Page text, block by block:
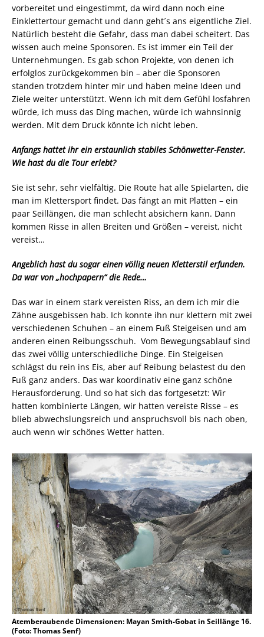
vorbereitet und eingestimmt, da wird dann noch eine
Einklettertour gemacht und dann geht´s ans eigentliche Ziel.
Natürlich besteht die Gefahr, dass man dabei scheitert. Das
wissen auch meine Sponsoren. Es ist immer ein Teil der
Unternehmungen. Es gab schon Projekte, von denen ich
erfolglos zurückgekommen bin – aber die Sponsoren
standen trotzdem hinter mir und haben meine Ideen und
Ziele weiter unterstützt. Wenn ich mit dem Gefühl losfahren
würde, ich muss das Ding machen, würde ich wahnsinnig
werden. Mit dem Druck könnte ich nicht leben.
Anfangs hattet ihr ein erstaunlich stabiles Schönwetter-Fenster.
Wie hast du die Tour erlebt?
Sie ist sehr, sehr vielfältig. Die Route hat alle Spielarten, die
man im Klettersport findet. Das fängt an mit Platten – ein
paar Seillängen, die man schlecht absichern kann. Dann
kommen Risse in allen Breiten und Größen – vereist, nicht
vereist…
Angeblich hast du sogar einen völlig neuen Kletterstil erfunden.
Da war von „hochpapern“ die Rede…
Das war in einem stark vereisten Riss, an dem ich mir die
Zähne ausgebissen hab. Ich konnte ihn nur klettern mit zwei
verschiedenen Schuhen – an einem Fuß Steigeisen und am
anderen einen Reibungsschuh. Vom Bewegungsablauf sind
das zwei völlig unterschiedliche Dinge. Ein Steigeisen
schlägst du rein ins Eis, aber auf Reibung belastest du den
Fuß ganz anders. Das war koordinativ eine ganz schöne
Herausforderung. Und so hat sich das fortgesetzt: Wir
hatten kombinierte Längen, wir hatten vereiste Risse – es
blieb abwechslungsreich und anspruchsvoll bis nach oben,
auch wenn wir schönes Wetter hatten.
Atemberaubende Dimensionen: Mayan Smith-Gobat in Seillänge 16.
(Foto: Thomas Senf)